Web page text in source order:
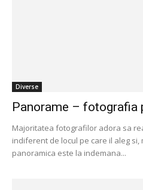
Diverse
Panorame – fotografia
Majoritatea fotografilor adora sa
indiferent de locul pe care il aleg
panoramica este la indemana...